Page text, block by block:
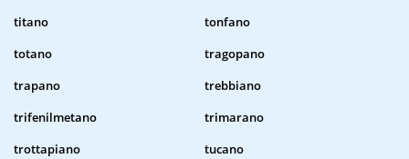
titano
tonfano
totano
tragopano
trapano
trebbiano
trifenilmetano
trimarano
trottapiano
tucano